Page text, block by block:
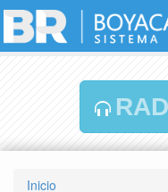
Inicio